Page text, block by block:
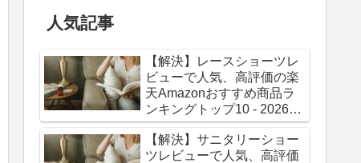
人気記事
【解決】レースショーツレ
ビューで人気、高評価の楽
天Amazonおすすめ商品ラ
ンキングトップ10 - 2026年
06月最新版
【解決】サニタリーショー
ツレビューで人気、高評価